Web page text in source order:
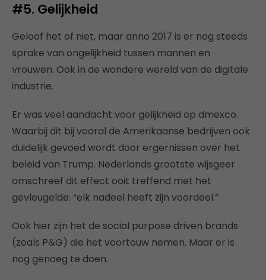
#5. Gelijkheid
Geloof het of niet, maar anno 2017 is er nog steeds
sprake van ongelijkheid tussen mannen en
vrouwen. Ook in de wondere wereld van de digitale
industrie.
Er was veel aandacht voor gelijkheid op dmexco.
Waarbij dit bij vooral de Amerikaanse bedrijven ook
duidelijk gevoed wordt door ergernissen over het
beleid van Trump. Nederlands grootste wijsgeer
omschreef dit effect ooit treffend met het
gevleugelde: “elk nadeel heeft zijn voordeel.”
Ook hier zijn het de social purpose driven brands
(zoals P&G) die het voortouw nemen. Maar er is
nog genoeg te doen.